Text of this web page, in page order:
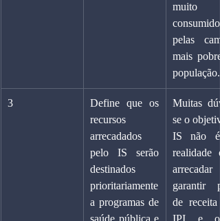
muito
consumidos
pelas
mais
população.
3
Define que os
recursos
arrecadados
pelo IS serão
destinados
prioritariamente
a programas de
saúde pública e
Muitas
se o
IS não é
realidade
arrecadar
garantir
de receita
IPI e